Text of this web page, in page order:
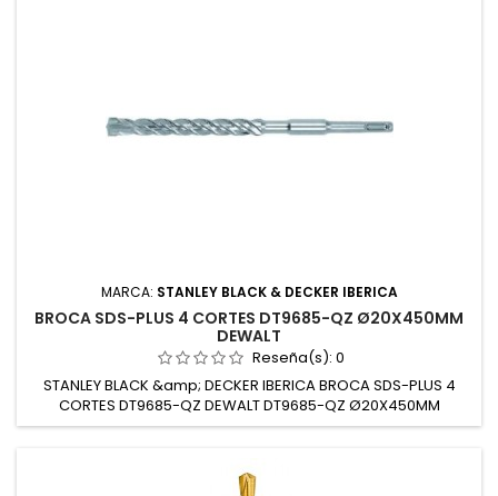
MARCA: STANLEY BLACK & DECKER IBERICA
BROCA SDS-PLUS 4 CORTES DT9685-QZ Ø20X450MM
DEWALT
Reseña(s): 0
STANLEY BLACK &amp; DECKER IBERICA BROCA SDS-PLUS 4
CORTES DT9685-QZ DEWALT DT9685-QZ Ø20X450MM